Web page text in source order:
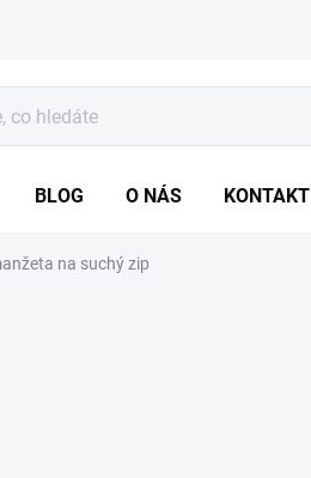
BLOG O NÁS KONTAKT
na suchý zip